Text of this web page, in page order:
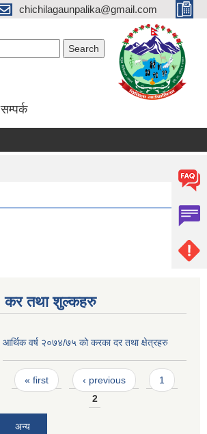
chichilagaunpalika@gmail.com
सम्पर्क
कर तथा शुल्कहरु
आर्थिक वर्ष २०७४/७५ को करका दर तथा क्षेत्रहरु
Pages
« first ‹ previous
1
2
अन्य